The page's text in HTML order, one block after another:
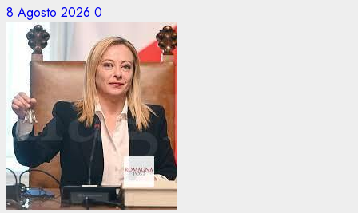
8 Agosto 2026 0